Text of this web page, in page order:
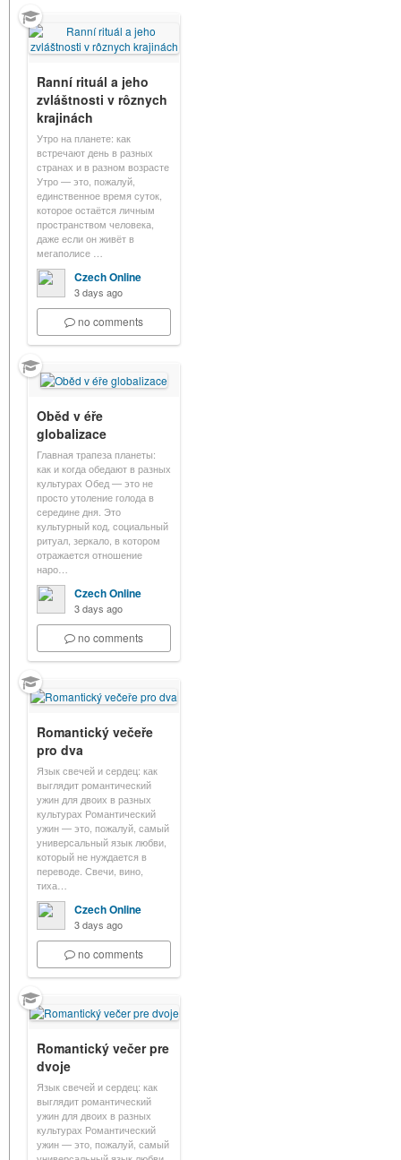
Ranní rituál a jeho
zvláštnosti v rôznych
krajinách
Утро на планете: как
встречают день в разных
странах и в разном возрасте
Утро — это, пожалуй,
единственное время суток,
которое остаётся личным
пространством человека,
даже если он живёт в
мегаполисе …
Czech Online
3 days ago
no comments
Oběd v éře
globalizace
Главная трапеза планеты:
как и когда обедают в разных
культурах Обед — это не
просто утоление голода в
середине дня. Это
культурный код, социальный
ритуал, зеркало, в котором
отражается отношение
наро…
Czech Online
3 days ago
no comments
Romantický večeře
pro dva
Язык свечей и сердец: как
выглядит романтический
ужин для двоих в разных
культурах Романтический
ужин — это, пожалуй, самый
универсальный язык любви,
который не нуждается в
переводе. Свечи, вино,
тиха…
Czech Online
3 days ago
no comments
Romantický večer pre
dvoje
Язык свечей и сердец: как
выглядит романтический
ужин для двоих в разных
культурах Романтический
ужин — это, пожалуй, самый